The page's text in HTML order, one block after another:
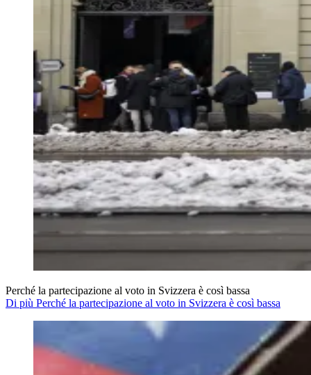
Perché la partecipazione al voto in Svizzera è così bassa
Di più Perché la partecipazione al voto in Svizzera è così bassa